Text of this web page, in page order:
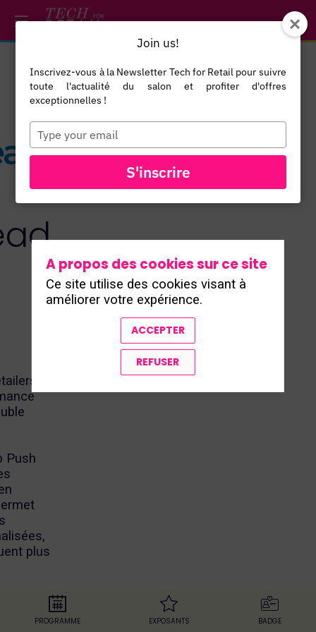
TOUS LES
Push
plus
PROGRAMME EXPOSANTS BADGE
A propos des cookies sur ce site
Ce site utilise des cookies visant à
améliorer votre expérience.
ACCEPTER
REFUSER
*/
Join us!
Inscrivez-vous à la Newsletter Tech for Retail pour suivre
toute l'actualité du salon et profiter d'offres
exceptionnelles !
Type
your
email
S'inscrire